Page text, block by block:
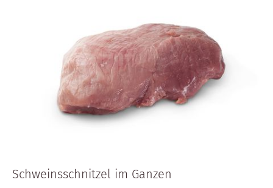
Schweinsschnitzel im Ganzen